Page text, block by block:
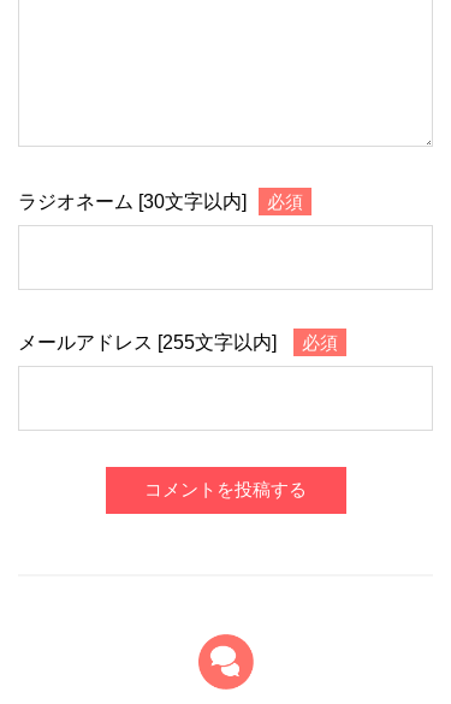
ラジオネーム [30文字以内] 必須
メールアドレス [255文字以内] 必須
コメントを投稿する